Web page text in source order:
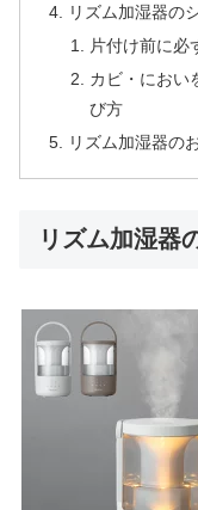
リズム加湿器の
片付け前に必
カビ・におい
び方
リズム加湿器の
リズム加湿器